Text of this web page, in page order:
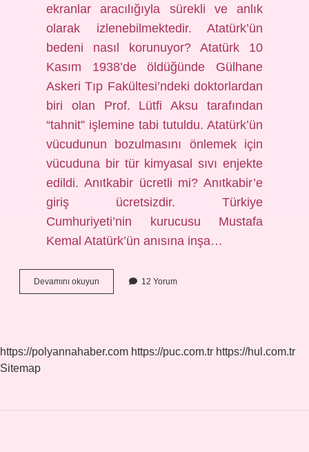
ekranlar aracılığıyla sürekli ve anlık
olarak izlenebilmektedir. Atatürk’ün
bedeni nasıl korunuyor? Atatürk 10
Kasım 1938’de öldüğünde Gülhane
Askeri Tıp Fakültesi’ndeki doktorlardan
biri olan Prof. Lütfi Aksu tarafından
“tahnit” işlemine tabi tutuldu. Atatürk’ün
vücudunun bozulmasını önlemek için
vücuduna bir tür kimyasal sıvı enjekte
edildi. Anıtkabir ücretli mi? Anıtkabir’e
giriş ücretsizdir. Türkiye
Cumhuriyeti’nin kurucusu Mustafa
Kemal Atatürk’ün anısına inşa…
Devamını okuyun Anıtkabir
Mezar
12 Yorum
https://polyannahaber.com https://puc.com.tr https://hul.com.tr
Sitemap